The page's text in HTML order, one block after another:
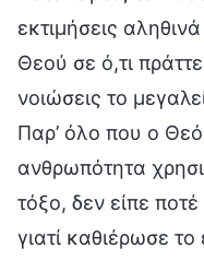
εκτιμήσεις
Θεού σε ό,τι
νοιώσεις το
Παρ’ όλο που ο
ανθρωπότητα
τόξο, δεν είπε
γιατί καθιέρωσε